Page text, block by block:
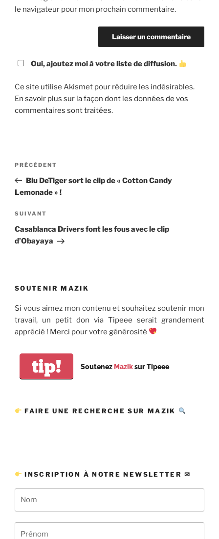
le navigateur pour mon prochain commentaire.
Oui, ajoutez moi à votre liste de diffusion.
Ce site utilise Akismet pour réduire les indésirables.
En savoir plus sur la façon dont les données de vos
commentaires sont traitées.
Navigation
l’article
Article
précédent
PRÉCÉDENT
Blu DeTiger sort le clip de « Cotton Candy
Lemonade » !
Article
suivant
SUIVANT
Casablanca Drivers font les fous avec le clip
d’Obayaya
SOUTENIR MAZIK
Si vous aimez mon contenu et souhaitez soutenir mon
travail, un petit don via Tipeee serait grandement
apprécié ! Merci pour votre générosité
tip! Soutenez Maziksur Tipeee
FAIRE UNE RECHERCHE SUR MAZIK
INSCRIPTION À NOTRE NEWSLETTER ✉